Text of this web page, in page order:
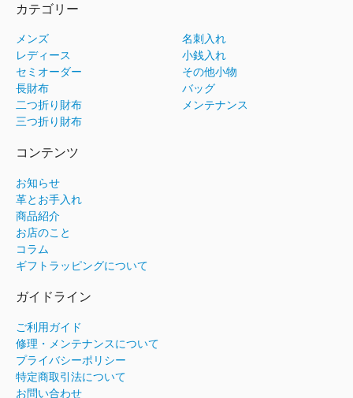
カテゴリー
メンズ
レディース
セミオーダー
長財布
二つ折り財布
三つ折り財布
名刺入れ
小銭入れ
その他小物
バッグ
メンテナンス
コンテンツ
お知らせ
革とお手入れ
商品紹介
お店のこと
コラム
ギフトラッピングについて
ガイドライン
ご利用ガイド
修理・メンテナンスについて
プライバシーポリシー
特定商取引法について
お問い合わせ